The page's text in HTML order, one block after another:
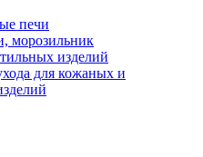
печи
морозильник
изделий
для кожаных и